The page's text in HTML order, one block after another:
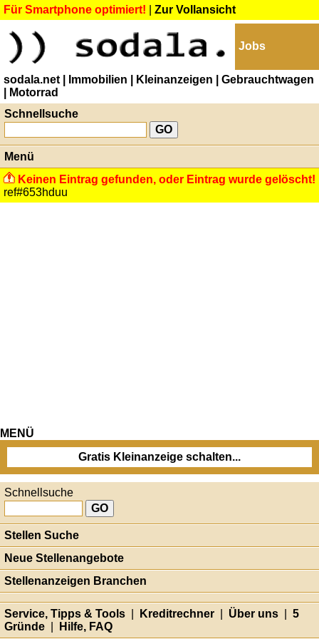
Für Smartphone optimiert! Zur Vollansicht
Jobs
sodala.net | Immobilien | Kleinanzeigen
| Gebrauchtwagen
| Motorrad
Schnellsuche
Menü
Keinen Eintrag gefunden, oder Eintrag wurde gelöscht!
ref#653hduu
MENÜ
Gratis Kleinanzeige schalten...
Schnellsuche
Stellen Suche
Neue Stellenangebote
Stellenanzeigen Branchen
Service, Tipps & Tools Kreditrechner Über uns
5
Gründe
Hilfe, FAQ